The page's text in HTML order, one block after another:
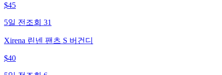
$45
5일 전 조회 31
Xirena 린넨 팬츠 S 버건디
$40